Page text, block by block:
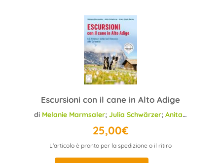
Escursioni con il cane in Alto Adige
di Melanie Marmsaler; Julia Schwärzer; Anita Maria Zonta
25,00€
L'articolo è pronto per la spedizione o il ritiro